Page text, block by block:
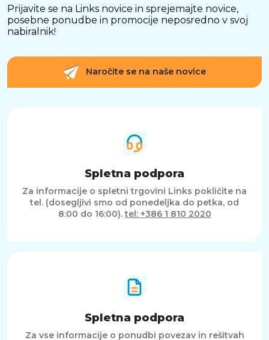
Prijavite se na Links novice in sprejemajte novice,
posebne ponudbe in promocije neposredno v svoj
nabiralnik!
Naročite se na naše novice
Spletna podpora
Za informacije o spletni trgovini Links pokličite na
tel. (dosegljivi smo od ponedeljka do petka, od
8:00 do 16:00).tel: +386 1 810 2020
Spletna podpora
Za vse informacije o ponudbi povezav in rešitvah